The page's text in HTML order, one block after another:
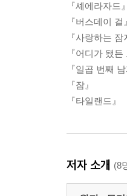
『셰에라자드』
『버스데이 걸』
『사랑하는 잠
『어디가 됐
『일곱 번째 남
『잠』
『타일랜드』
저자 소개 (8